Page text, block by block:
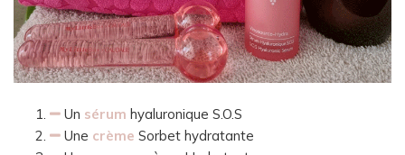
Un sérum hyaluronique S.O.S
Une crème Sorbet hydratante